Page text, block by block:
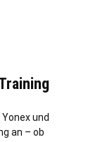
und
an – ob